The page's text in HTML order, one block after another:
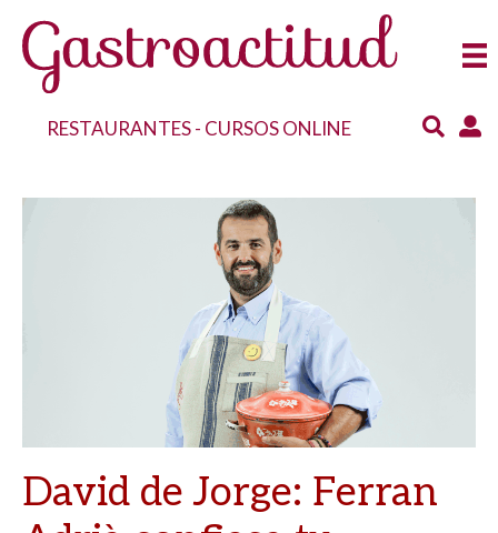
RESTAURANTES- CURSOS ONLINE
David de Jorge: Ferran